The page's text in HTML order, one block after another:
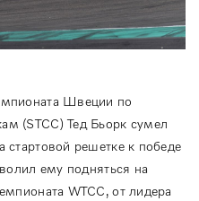
Швеции по
(STCC) Тед Бьорк сумел
стартовой решетке к победе
ему подняться на
WTCC, от лидера